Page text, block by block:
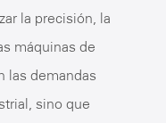
la precisión, la
máquinas de
las demandas
sino que